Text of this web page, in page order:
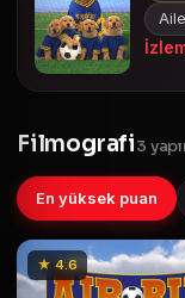
Filmografi3
En yüksek puan
★ 4.6